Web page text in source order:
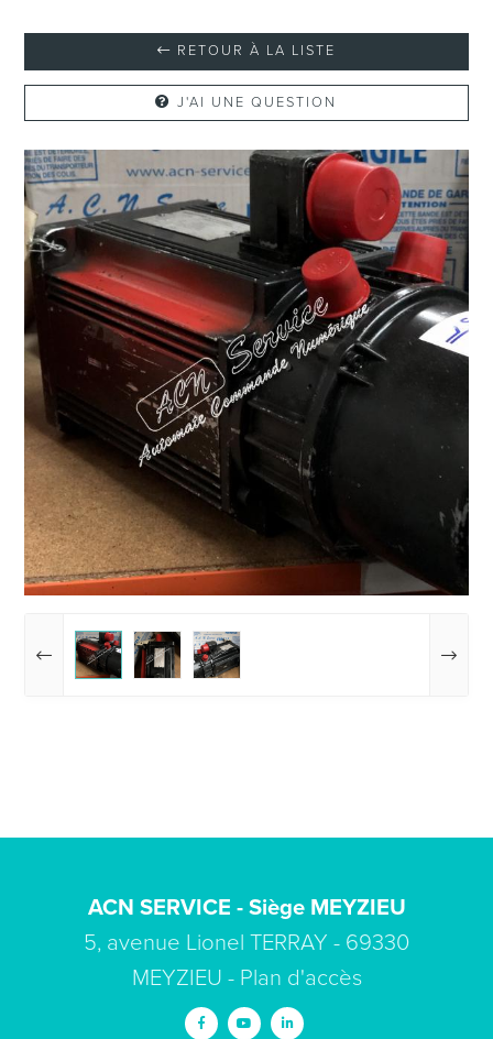
RETOUR À LA LISTE
J'AI UNE QUESTION
ACN SERVICE - Siège MEYZIEU
5, avenue Lionel TERRAY - 69330
MEYZIEU - Plan d'accès